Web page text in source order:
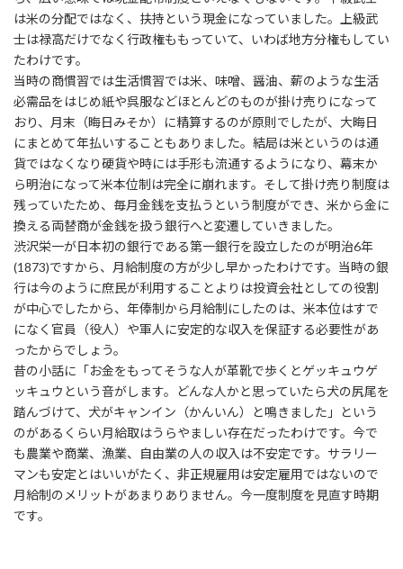
は米の分配ではなく、扶持という現金になっていました。上級武
士は禄高だけでなく行政権ももっていて、いわば地方分権もしてい
たわけです。
当時の商慣習では生活慣習では米、味噌、醤油、薪のような生活
必需品をはじめ紙や呉服などほとんどのものが掛け売りになって
おり、月末（晦日みそか）に精算するのが原則でしたが、大晦日
にまとめて年払いすることもありました。結局は米というのは通
貨ではなくなり硬貨や時には手形も流通するようになり、幕末か
ら明治になって米本位制は完全に崩れます。そして掛け売り制度は
残っていたため、毎月金銭を支払うという制度ができ、米から金に
換える両替商が金銭を扱う銀行へと変遷していきました。
渋沢栄一が日本初の銀行である第一銀行を設立したのが明治6年
(1873)ですから、月給制度の方が少し早かったわけです。当時の銀
行は今のように庶民が利用することよりは投資会社としての役割
が中心でしたから、年俸制から月給制にしたのは、米本位はすで
になく官員（役人）や軍人に安定的な収入を保証する必要性があ
ったからでしょう。
昔の小話に「お金をもってそうな人が革靴で歩くとゲッキュウゲ
ッキュウという音がします。どんな人かと思っていたら犬の尻尾を
踏んづけて、犬がキャンイン（かんいん）と鳴きました」という
のがあるくらい月給取はうらやましい存在だったわけです。今で
も農業や商業、漁業、自由業の人の収入は不安定です。サラリー
マンも安定とはいいがたく、非正規雇用は安定雇用ではないので
月給制のメリットがあまりありません。今一度制度を見直す時期
です。